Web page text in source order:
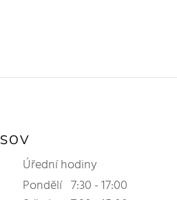
Úřední hodiny
Pondělí 7:30 - 17:00